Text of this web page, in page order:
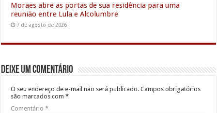
Moraes abre as portas de sua residência para uma
reunião entre Lula e Alcolumbre
7 de agosto de 2026
Deixe um comentário
O seu endereço de e-mail não será publicado. Campos obrigatórios
são marcados com*
Comentário*